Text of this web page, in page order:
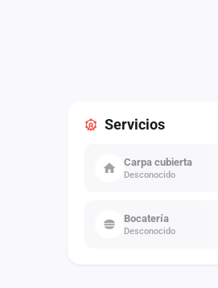
Servicios
Carpa cubierta
Desconocido
Bocatería
Desconocido